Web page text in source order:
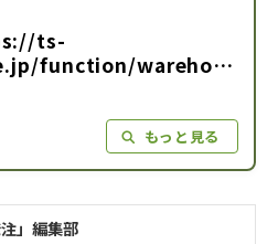
ts-
function/warehous
」編集部